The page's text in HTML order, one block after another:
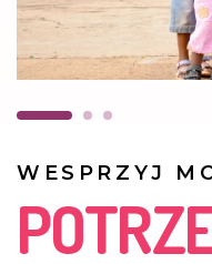
Dziewczynka jest
z młodszym
WESPRZYJ